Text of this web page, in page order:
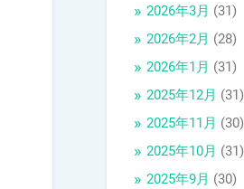
2026年3月 (31)
2026年2月 (28)
2026年1月 (31)
2025年12月 (31)
2025年11月 (30)
2025年10月 (31)
2025年9月 (30)